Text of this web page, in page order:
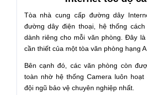
Tòa nhà cung cấp đường dây
đường dây điện thoại, hệ thống
dành riêng cho mỗi văn phòng. Đây
cần thiết của một tòa văn phòng hạng A
Bên cạnh đó, các văn phòng còn
toàn nhờ hệ thống Camera luôn hoạt
đội ngũ bảo vệ chuyên nghiệp nhất.